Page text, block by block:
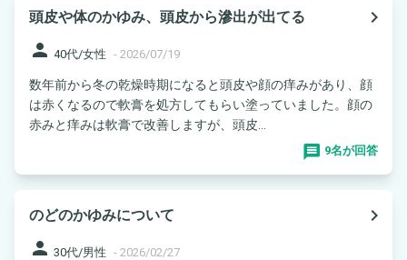
頭皮や体のかゆみ、頭皮から滲出が出てる
navigate_next
person 40代/女性 - 2026/07/19
数年前から冬の乾燥時期になると頭皮や顔の痒みがあり、顔
は赤くなるので軟膏を処方してもらい塗っていました。顔の
赤みと痒みは軟膏で改善しますが、頭皮...
9名が回答
のどのかゆみについて
navigate_next
person 30代/男性 - 2026/02/27